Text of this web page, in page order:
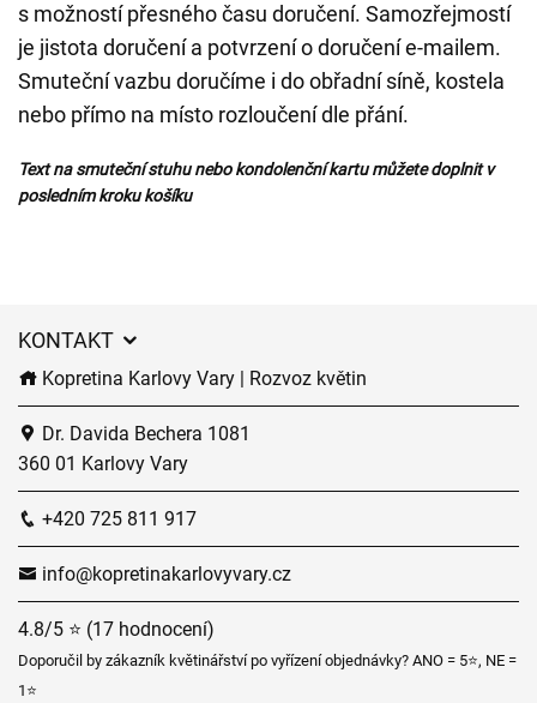
s možností přesného času doručení. Samozřejmostí
je jistota doručení a potvrzení o doručení e-mailem.
Smuteční vazbu doručíme i do obřadní síně, kostela
nebo přímo na místo rozloučení dle přání.
Text na smuteční stuhu nebo kondolenční kartu můžete doplnit v
posledním kroku košíku
KONTAKT
Kopretina Karlovy Vary | Rozvoz květin
Dr. Davida Bechera 1081
360 01 Karlovy Vary
+420 725 811 917
info@kopretinakarlovyvary.cz
4.8/5 ⭐ (17 hodnocení)
Doporučil by zákazník květinářství po vyřízení objednávky? ANO = 5⭐, NE =
1⭐